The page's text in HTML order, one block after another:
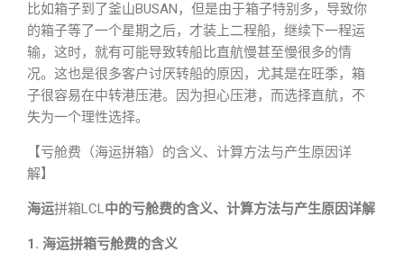
比如箱子到了釜山BUSAN，但是由于箱子特别多，导致你
的箱子等了一个星期之后，才装上二程船，继续下一程运
输，这时，就有可能导致转船比直航慢甚至慢很多的情
况。这也是很多客户讨厌转船的原因，尤其是在旺季，箱
子很容易在中转港压港。因为担心压港，而选择直航，不
失为一个理性选择。
【亏舱费（海运拼箱）的含义、计算方法与产生原因详
解】
海运拼箱LCL中的亏舱费的含义、计算方法与产生原因详解
1. 海运拼箱亏舱费的含义